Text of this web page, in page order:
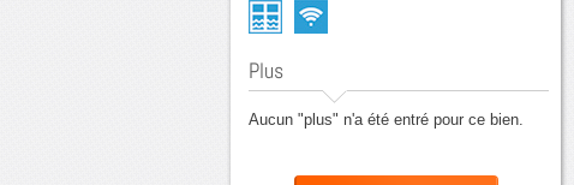
Plus
Aucun "plus" n'a été entré pour ce bien.